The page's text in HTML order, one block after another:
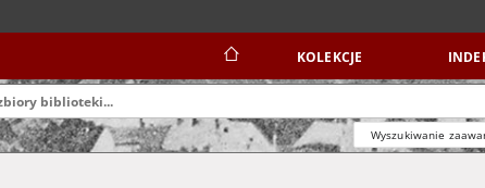
KOLEKCJE
Wyszukiwanie